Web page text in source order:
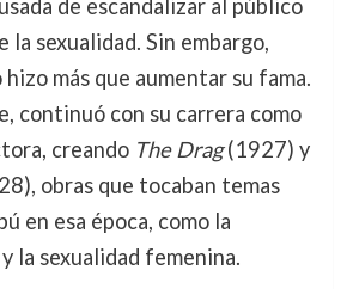
de escandalizar al público
la sexualidad. Sin embargo,
más que aumentar su fama.
continuó con su carrera como
creando The Drag(1927) y
obras que tocaban temas
en esa época, como la
la sexualidad femenina.